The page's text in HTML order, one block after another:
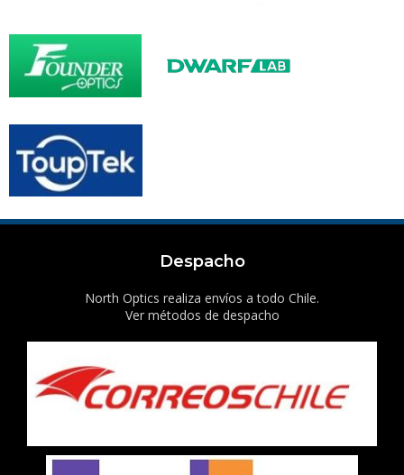
Despacho
North Optics realiza envíos a todo Chile.
Ver métodos de despacho